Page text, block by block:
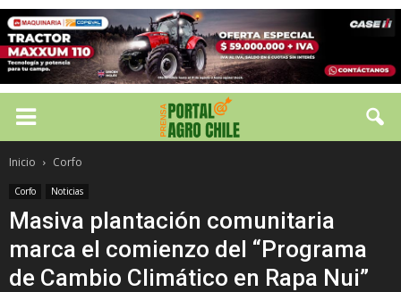
Inicio Corfo
Corfo Noticias
Masiva plantación comunitaria
marca el comienzo del “Programa
de Cambio Climático en Rapa Nui”